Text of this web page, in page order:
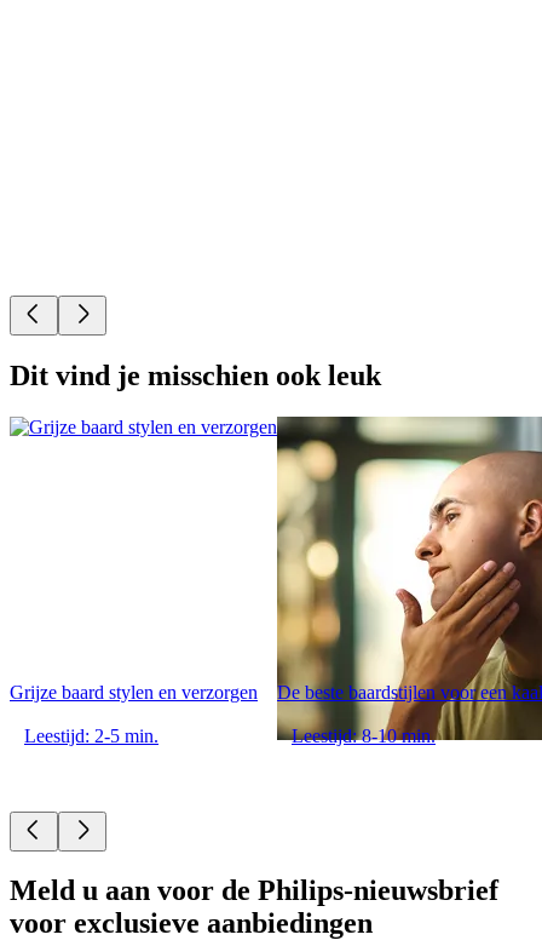
Dit vind je misschien ook leuk
Grijze baard stylen en verzorgen
Leestijd: 2-5 min.
De beste baardstijlen voor een
Leestijd: 8-10 min.
Meld u aan voor de Philips-nieuwsbrief
voor exclusieve aanbiedingen